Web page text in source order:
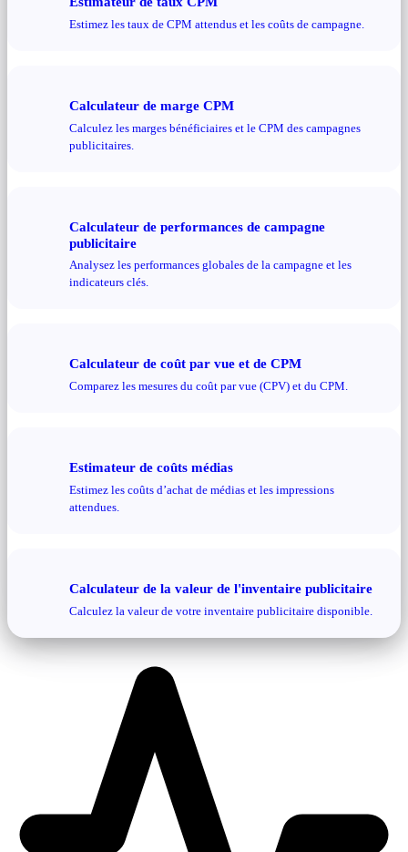
Estimez les taux de CPM attendus et les coûts de campagne.
Calculateur de marge CPM
Calculez les marges bénéficiaires et le CPM des campagnes
publicitaires.
Calculateur de performances de campagne
publicitaire
Analysez les performances globales de la campagne et les
indicateurs clés.
Calculateur de coût par vue et de CPM
Comparez les mesures du coût par vue (CPV) et du CPM.
Estimateur de coûts médias
Estimez les coûts d’achat de médias et les impressions
attendues.
Calculateur de la valeur de l'inventaire publicitaire
Calculez la valeur de votre inventaire publicitaire disponible.